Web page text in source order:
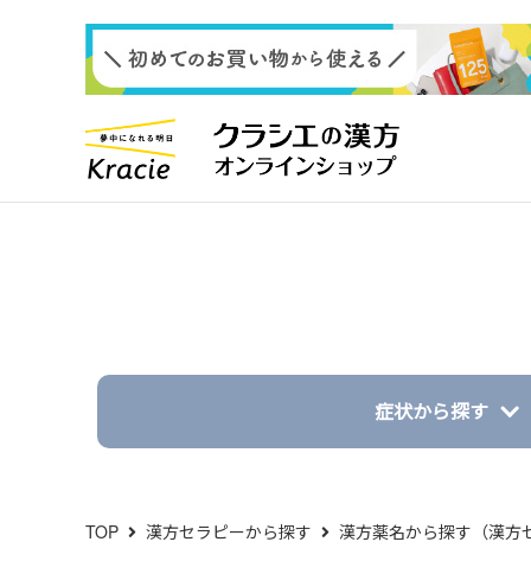
症状から探す
TOP 漢方セラピーから探す 漢方薬名から探す（漢方